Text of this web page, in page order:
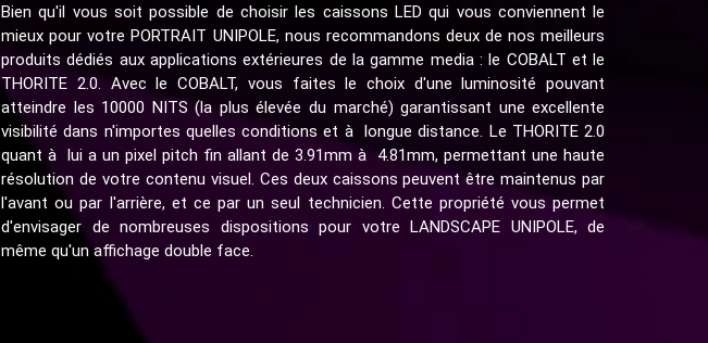
Bien qu'il vous soit possible de choisir les caissons LED qui vous conviennent le
mieux pour votre PORTRAIT UNIPOLE, nous recommandons deux de nos meilleurs
produits dédiés aux applications extérieures de la gamme media : le COBALT et le
THORITE 2.0. Avec le COBALT, vous faites le choix d'une luminosité pouvant
atteindre les 10000 NITS (la plus élevée du marché) garantissant une excellente
visibilité dans n'importes quelles conditions et à longue distance. Le THORITE 2.0
quant à lui a un pixel pitch fin allant de 3.91mm à 4.81mm, permettant une haute
résolution de votre contenu visuel. Ces deux caissons peuvent être maintenus par
l'avant ou par l'arrière, et ce par un seul technicien. Cette propriété vous permet
d'envisager de nombreuses dispositions pour votre LANDSCAPE UNIPOLE, de
même qu'un affichage double face.